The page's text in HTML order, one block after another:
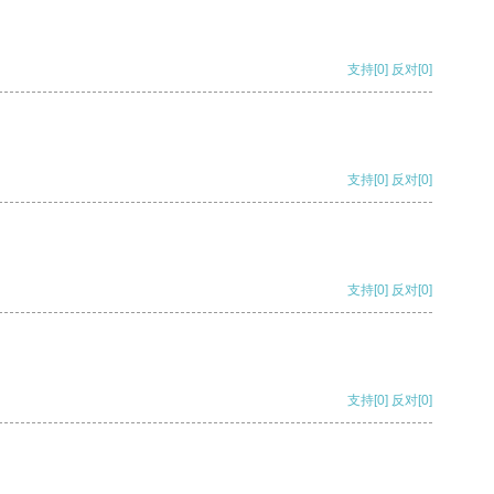
支持[0] 反对[0]
支持[0] 反对[0]
支持[0] 反对[0]
支持[0] 反对[0]